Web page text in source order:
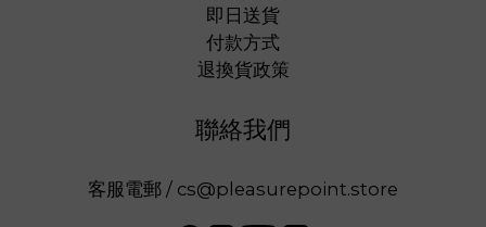
即日送貨
付款方式
退換貨政策
聯絡我們
客服電郵 / cs@pleasurepoint.store